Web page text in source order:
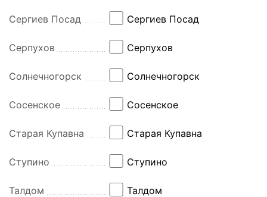
Сергиев Посад Сергиев Посад
Серпухов Серпухов
Солнечногорск Солнечногорск
Сосенское Сосенское
Старая Купавна Старая Купавна
Ступино Ступино
Талдом Талдом